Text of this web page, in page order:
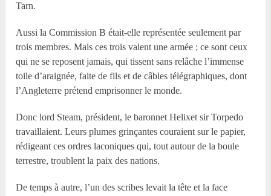
Tarn.
Aussi la Commission B était-elle représentée seulement par
trois membres. Mais ces trois valent une armée ; ce sont ceux
qui ne se reposent jamais, qui tissent sans relâche l’immense
toile d’araignée, faite de fils et de câbles télégraphiques, dont
l’Angleterre prétend emprisonner le monde.
Donc lord Steam, président, le baronnet Helixet sir Torpedo
travaillaient. Leurs plumes grinçantes couraient sur le papier,
rédigeant ces ordres laconiques qui, tout autour de la boule
terrestre, troublent la paix des nations.
De temps à autre, l’un des scribes levait la tête et la face